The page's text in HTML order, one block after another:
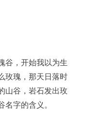
谷，开始我以为生
玫瑰，那天日落时
山谷，岩石发出玫
名字的含义。